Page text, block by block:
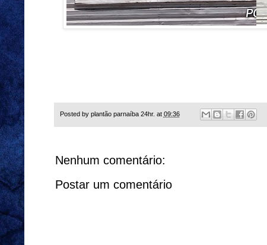
Posted by plantão parnaíba 24hr. at 09:36
Nenhum comentário:
Postar um comentário